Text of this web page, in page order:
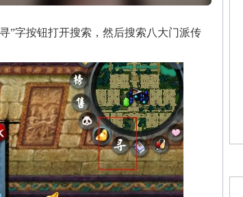
字按钮打开搜索，然后搜索八大门派传